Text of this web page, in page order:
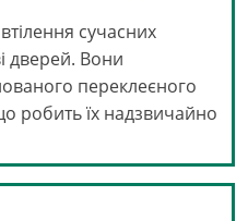
сучасних
дверей. Вони
переклеєного
робить їх надзвичайно